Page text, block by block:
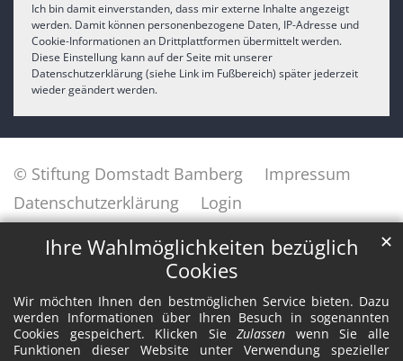
Ihre Wahlmöglichkeiten bezüglich
Cookies
Wir möchten Ihnen den bestmöglichen Service bieten. Dazu
werden Informationen über Ihren Besuch in sogenannten
Cookies gespeichert. Klicken SieZulassen wenn Sie alle
Funktionen dieser Website unter Verwendung spezieller
✕
Ich bin damit einverstanden, dass mir externe Inhalte angezeigt
werden. Damit können personenbezogene Daten, IP-Adresse und
Cookie-Informationen an Drittplattformen übermittelt werden.
Diese Einstellung kann auf der Seite mit unserer
Datenschutzerklärung (siehe Link im Fußbereich) später jederzeit
wieder geändert werden.
© Stiftung Domstadt Bamberg
Impressum
Datenschutzerklärung
Login